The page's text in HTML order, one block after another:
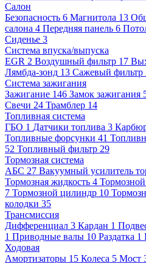
Салон
Безопасность 6 Магнитола 13
салона 4 Передняя панель 6
Сиденье 3
Система впуска/выпуска
EGR 2 Воздушный фильтр 17
Лямбда-зонд 13 Сажевый фильтр
Система зажигания
Зажигание 146 Замок зажигания
Свечи 24 Трамблер 14
Топливная система
ГБО 1 Датчики топлива 3
Топливные форсунки 41
52 Топливный фильтр 29
Тормозная система
АБС 27 Вакуумный усилитель
Тормозная жидкость 4
7 Тормозной цилиндр 10
колодки 35
Трансмиссия
Дифференциал 3 Кардан 1
1 Приводные валы 10 Раздатка 1
Ходовая
Амортизаторы 15 Колеса 5 Мост